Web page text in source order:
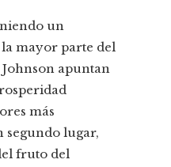
un
mayor parte del
apuntan
más
segundo lugar,
fruto del